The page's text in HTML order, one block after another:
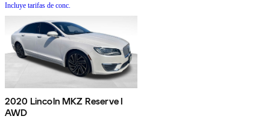
Incluye tarifas de conc.
2020 Lincoln MKZ Reserve I
AWD